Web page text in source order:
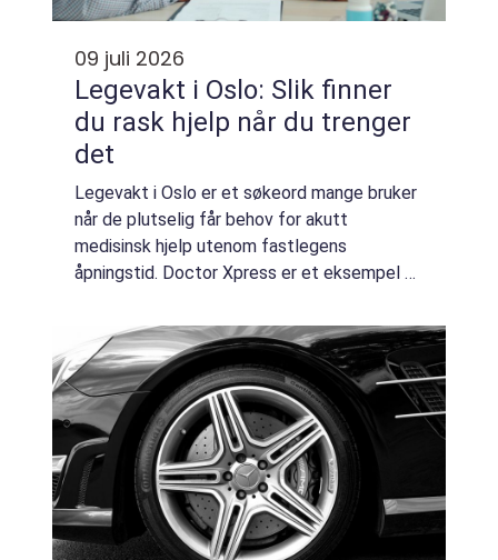
09 juli 2026
Legevakt i Oslo: Slik finner
du rask hjelp når du trenger
det
Legevakt i Oslo er et søkeord mange bruker
når de plutselig får behov for akutt
medisinsk hjelp utenom fastlegens
åpningstid. Doctor Xpress er et eksempel på